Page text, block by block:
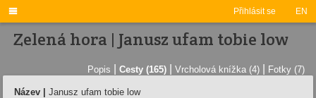
Přihlásit se EN

Zelená hora | Janusz ufam tobie low
Popis Cesty (165) Vrcholová knížka (4) Fotky (7)
Název |
Janusz ufam tobie low